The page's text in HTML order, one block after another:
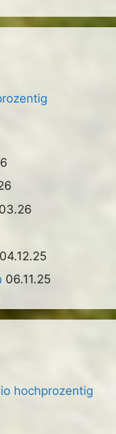
04.12.25
06.11.25
hochprozentig